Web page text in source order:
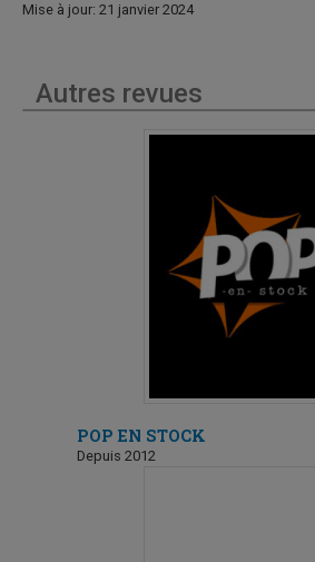
Mise à jour: 21 janvier 2024
Autres revues
POP EN STOCK
Depuis 2012